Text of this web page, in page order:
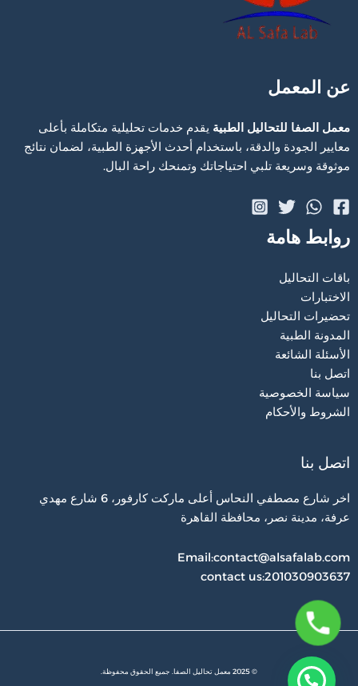
عن المعمل
معمل الصفا للتحاليل الطبية يقدم خدمات تحليلية متكاملة بأعلى
معايير الجودة والدقة، باستخدام أحدث الأجهزة الطبية، لضمان نتائج
موثوقة وسريعة تلبي احتياجاتك وتمنحك راحة البال.
روابط هامة
باقات التحاليل
الاختبارات
تحضيرات التحاليل
المدونة الطبية
الأسئلة الشائعة
اتصل بنا
سياسة الخصوصية
الشروط والأحكام
اتصل بنا
اخر شارع مصطفي النحاس أعلى ماركت كارفور، 6 شارع مهدي
عرفة، مدينة نصر، محافظة القاهرة‬
Email:contact@alsafalab.com
contact us:201030903637
© 2025 معمل تحاليل الصفا. جميع الحقوق محفوظة.